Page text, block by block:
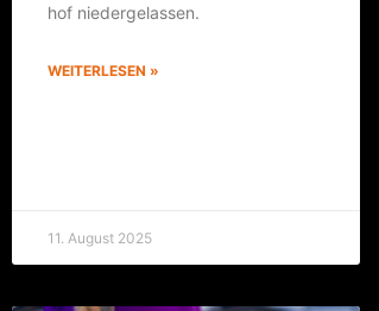
hof niedergelassen.
WEITERLESEN »
11. August 2025